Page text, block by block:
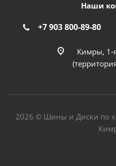
Наши
+7 903 800-89-80
Кимры, 1-
2026 © Шины и Диски по